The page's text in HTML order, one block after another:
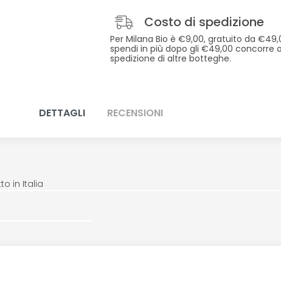
Costo di spedizione
Per Milana Bio è €9,00, gratuito da
spendi in più dopo gli €49,00 concorre
spedizione di altre botteghe.
DETTAGLI RECENSIONI
in Italia